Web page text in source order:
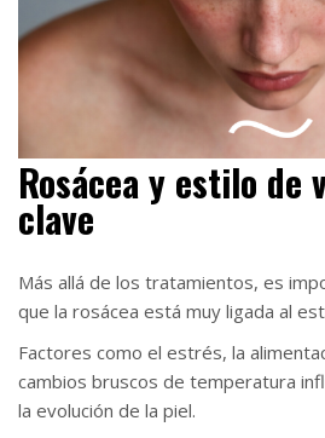
Rosácea y estilo
clave
Más allá de los tratamientos, es
que la rosácea está muy ligada al
Factores como el estrés, la
cambios bruscos de temperatura
la evolución de la piel.